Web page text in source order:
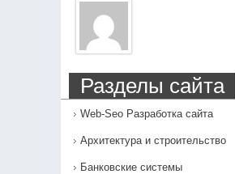
Разделы сайта
Web-Seo Разработка сайта
Архитектура и строительство
Банковские системы